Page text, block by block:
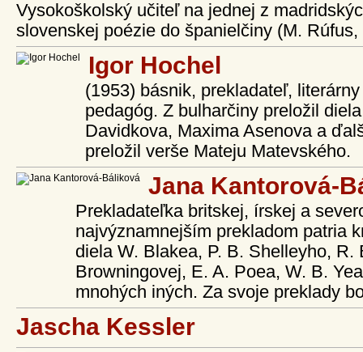
Vysokoškolský učiteľ na jednej z
slovenskej poézie do španielčiny (M.
Igor Hochel
(1953) básnik, prekladateľ,
pedagóg. Z bulharčiny preložil
Davidkova, Maxima Asenova a
preložil verše Mateju Matevského.
Jana Kantorová-
Prekladateľka britskej, írskej a
najvýznamnejším prekladom patria
diela W. Blakea, P. B. Shelleyho,
Browningovej, E. A. Poea, W. B.
mnohých iných. Za svoje preklady
Jascha Kessler